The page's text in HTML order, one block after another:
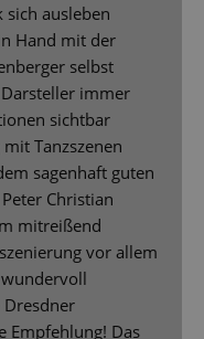
sich ausleben
Hand mit der
selbst
immer
sichtbar
Tanzszenen
sagenhaft guten
Christian
mitreißend
vor allem
Empfehlung! Das